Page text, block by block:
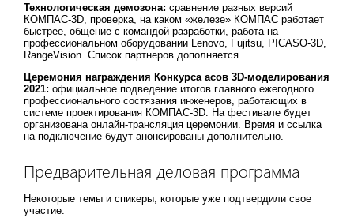
Технологическая демозона: сравнение разных версий
КОМПАС-3D, проверка, на каком «железе» КОМПАС работает
быстрее, общение с командой разработки, работа на
профессиональном оборудовании Lenovo, Fujitsu, PICASO-3D,
RangeVision. Список партнеров дополняется.
Церемония награждения Конкурса асов 3D-моделирования
2021: официальное подведение итогов главного ежегодного
профессионального состязания инженеров, работающих в
системе проектирования КОМПАС-3D. На фестивале будет
организована онлайн-трансляция церемонии. Время и ссылка
на подключение будут анонсированы дополнительно.
Предварительная деловая программа
Некоторые темы и спикеры, которые уже подтвердили свое
участие: